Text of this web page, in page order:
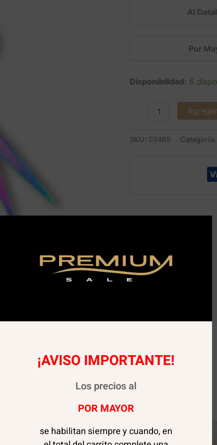
Al
Por
Disponibilidad: 6
SKU: 03465
¡AVISO IMPORTANTE!
Los precios al
POR MAYOR
se habilitan siempre y cuando, en